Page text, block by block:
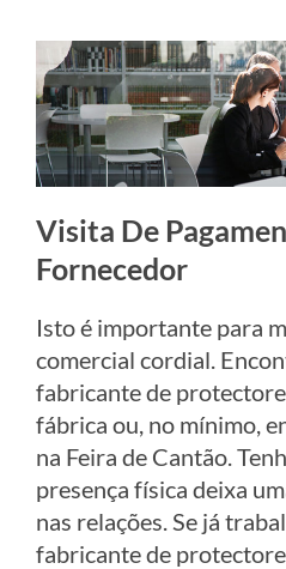
Visita De
Fornecedor
Isto é importante para
comercial cordial.
fabricante de
fábrica ou, no mínimo,
na Feira de Cantão.
presença física deixa
nas relações. Se já
fabricante de